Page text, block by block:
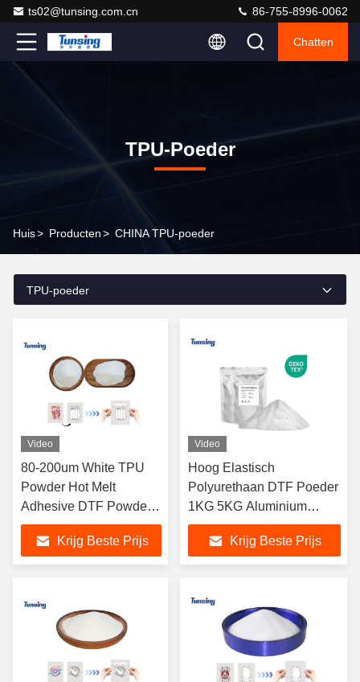
ts02@tunsing.com.cn 86-755-8996-0062
Chatten
TPU-Poeder
Huis> Producten> CHINA TPU-poeder
TPU-poeder
Video
80-200um White TPU
Powder Hot Melt
Adhesive DTF Powder
For DTF Printer
Krijg Beste Prijs
Video
Hoog Elastisch
Polyurethaan DTF Poeder
1KG 5KG Aluminium
Verpakking
Krijg Beste Prijs